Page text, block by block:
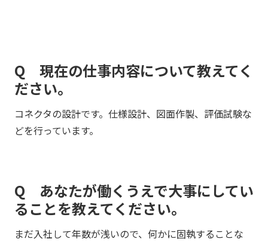
Q 現在の仕事内容について教えてく
ださい。
コネクタの設計です。仕様設計、図面作製、評価試験な
どを行っています。
Q あなたが働くうえで大事にしてい
ることを教えてください。
まだ入社して年数が浅いので、何かに固執することな